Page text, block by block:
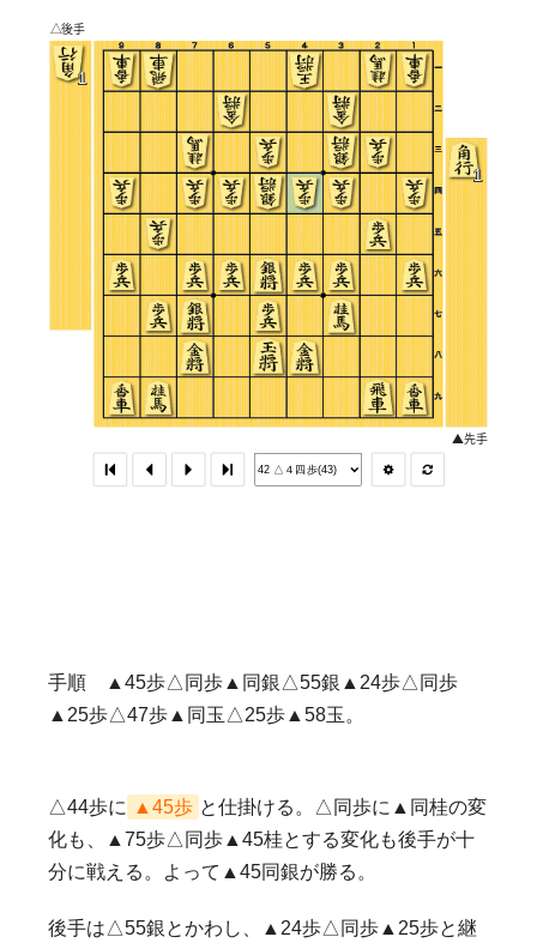
手順 ▲45歩△同歩▲同銀△55銀▲24歩△同歩
▲25歩△47歩▲同玉△25歩▲58玉。
△44歩に ▲45歩 と仕掛ける。△同歩に▲同桂の変
化も、▲75歩△同歩▲45桂とする変化も後手が十
分に戦える。よって▲45同銀が勝る。
後手は△55銀とかわし、▲24歩△同歩▲25歩と継